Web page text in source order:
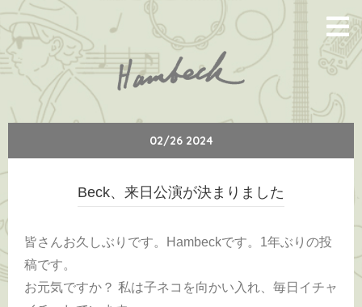
02/26 2024
Beck、来日公演が決まりました
皆さんお久しぶりです。Hambeckです。1年ぶりの投
稿です。
お元気ですか？ 私は子ネコを向かい入れ、毎日イチャ